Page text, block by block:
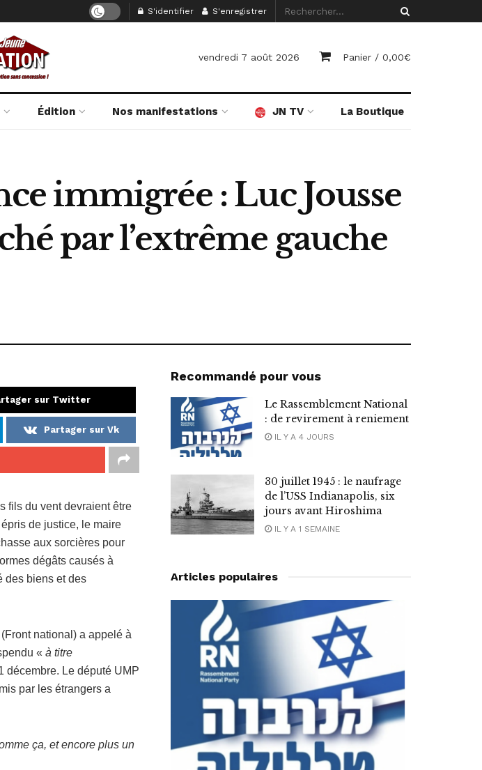
S'identifier S'enregistrer
vendredi 7 août 2026 Panier / 0,00€
Édition Nos manifestations JN TV La Boutique
immigrée : Luc Jousse
par l’extrême gauche
sur Twitter
Partager sur Vk
fils du vent devraient être
de justice, le maire
aux sorcières pour
dégâts causés à
des biens et des
national) a appelé à
« à titre
décembre. Le député UMP
par les étrangers a
ça, et encore plus un
Recommandé pour vous
Le Rassemblement National
: de revirement à reniement
IL Y A 4 JOURS
30 juillet 1945 : le naufrage
de l’USS Indianapolis, six
jours avant Hiroshima
IL Y A 1 SEMAINE
Articles populaires